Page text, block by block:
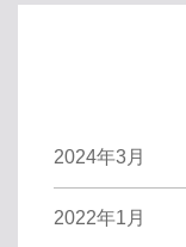
2024年3月
2022年1月